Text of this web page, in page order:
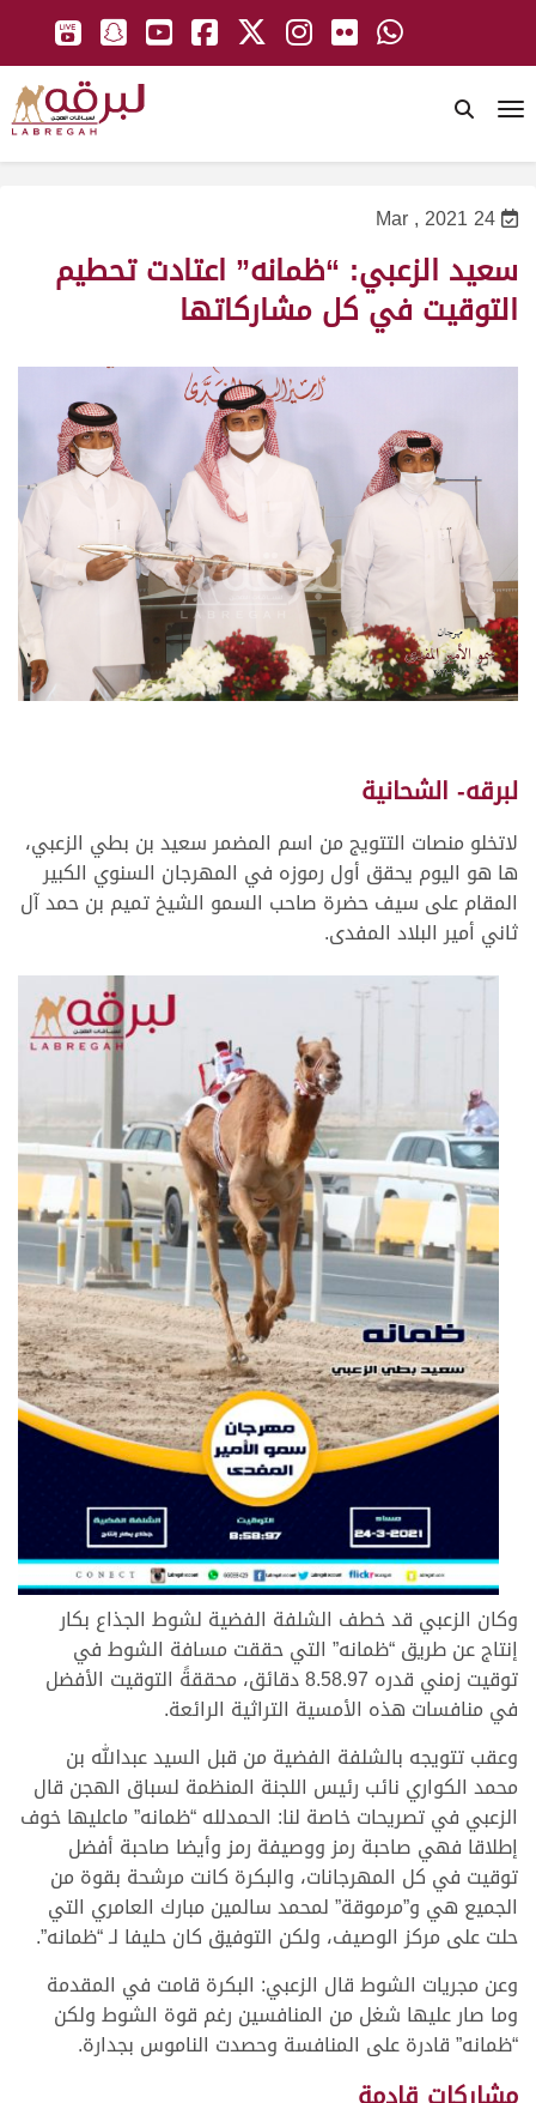
24 Mar , 2021
سعيد الزعبي: “ظمانه” اعتادت تحطيم
التوقيت في كل مشاركاتها
لبرقه- الشحانية
لاتخلو منصات التتويج من اسم المضمر سعيد بن بطي الزعبي،
ها هو اليوم يحقق أول رموزه في المهرجان السنوي الكبير
المقام على سيف حضرة صاحب السمو الشيخ تميم بن حمد آل
ثاني أمير البلاد المفدى.
وكان الزعبي قد خطف الشلفة الفضية لشوط الجذاع بكار
إنتاج عن طريق “ظمانه” التي حققت مسافة الشوط في
توقيت زمني قدره 8.58.97 دقائق، محققةً التوقيت الأفضل
في منافسات هذه الأمسية التراثية الرائعة.
وعقب تتويجه بالشلفة الفضية من قبل السيد عبدالله بن
محمد الكواري نائب رئيس اللجنة المنظمة لسباق الهجن قال
الزعبي في تصريحات خاصة لنا: الحمدلله “ظمانه” ماعليها خوف
إطلاقا فهي صاحبة رمز ووصيفة رمز وأيضا صاحبة أفضل
توقيت في كل المهرجانات، والبكرة كانت مرشحة بقوة من
الجميع هي و”مرموقة” لمحمد سالمين مبارك العامري التي
حلت على مركز الوصيف، ولكن التوفيق كان حليفا لـ “ظمانه”.
وعن مجريات الشوط قال الزعبي: البكرة قامت في المقدمة
وما صار عليها شغل من المنافسين رغم قوة الشوط ولكن
“ظمانه” قادرة على المنافسة وحصدت الناموس بجدارة.